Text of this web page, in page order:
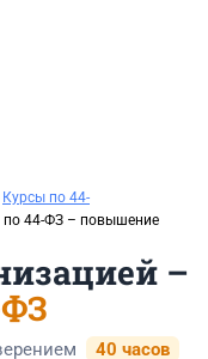
Курсы по 44-
по 44-ФЗ​ – повышение
–
40 часов